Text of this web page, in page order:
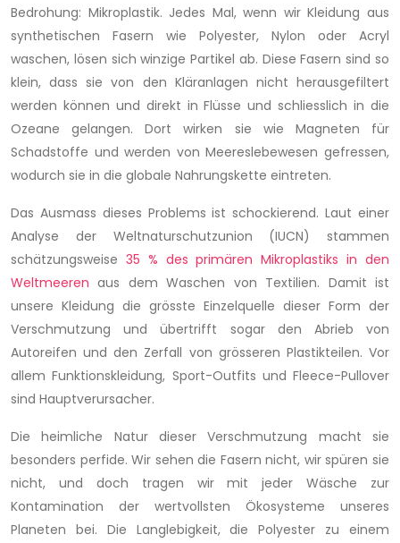
Bedrohung: Mikroplastik. Jedes Mal, wenn wir Kleidung aus
synthetischen Fasern wie Polyester, Nylon oder Acryl
waschen, lösen sich winzige Partikel ab. Diese Fasern sind so
klein, dass sie von den Kläranlagen nicht herausgefiltert
werden können und direkt in Flüsse und schliesslich in die
Ozeane gelangen. Dort wirken sie wie Magneten für
Schadstoffe und werden von Meereslebewesen gefressen,
wodurch sie in die globale Nahrungskette eintreten.
Das Ausmass dieses Problems ist schockierend. Laut einer
Analyse der Weltnaturschutzunion (IUCN) stammen
schätzungsweise 35 % des primären Mikroplastiks in den
Weltmeeren aus dem Waschen von Textilien. Damit ist
unsere Kleidung die grösste Einzelquelle dieser Form der
Verschmutzung und übertrifft sogar den Abrieb von
Autoreifen und den Zerfall von grösseren Plastikteilen. Vor
allem Funktionskleidung, Sport-Outfits und Fleece-Pullover
sind Hauptverursacher.
Die heimliche Natur dieser Verschmutzung macht sie
besonders perfide. Wir sehen die Fasern nicht, wir spüren sie
nicht, und doch tragen wir mit jeder Wäsche zur
Kontamination der wertvollsten Ökosysteme unseres
Planeten bei. Die Langlebigkeit, die Polyester zu einem